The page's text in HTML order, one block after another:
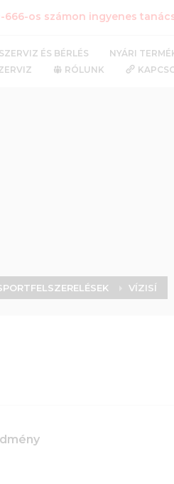
666-os számon ingyenes
ÉS BÉRLÉS NYÁRI
RÓLUNK
VÍZISÍ